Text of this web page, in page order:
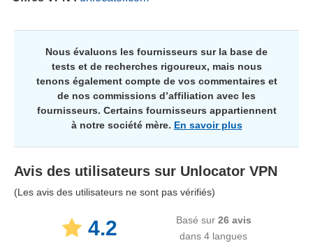
Nous évaluons les fournisseurs sur la base de
tests et de recherches rigoureux, mais nous
tenons également compte de vos commentaires et
de nos commissions d’affiliation avec les
fournisseurs. Certains fournisseurs appartiennent
à notre société mère. En savoir plus
Avis des utilisateurs sur Unlocator VPN
(Les avis des utilisateurs ne sont pas vérifiés)
4.2 Basé sur 26avis
dans 4 langues